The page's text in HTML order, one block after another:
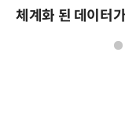
체계화 된 데이터